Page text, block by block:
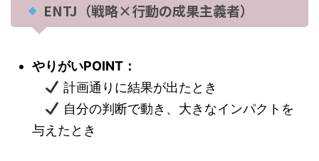
ENTJ（戦略×行動の成果主義者）
やりがいPOINT：
計画通りに結果が出たとき
自分の判断で動き、大きなインパクトを
与えたとき